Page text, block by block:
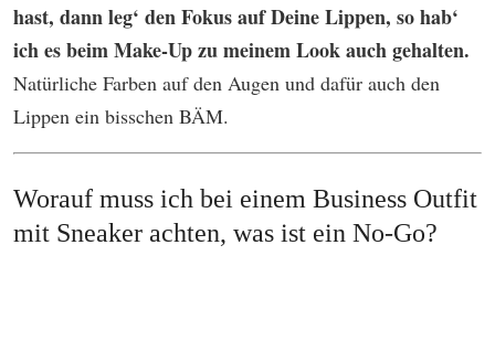
hast, dann leg‘ den Fokus auf Deine Lippen, so hab‘
ich es beim Make-Up zu meinem Look auch gehalten.
Natürliche Farben auf den Augen und dafür auch den
Lippen ein bisschen BÄM.
Worauf muss ich bei einem Business Outfit
mit Sneaker achten, was ist ein No-Go?